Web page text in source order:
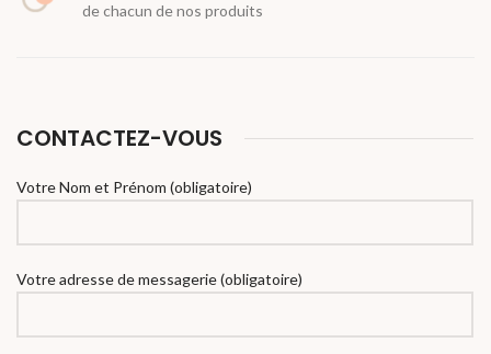
de chacun de nos produits
CONTACTEZ-VOUS
Votre Nom et Prénom (obligatoire)
Votre adresse de messagerie (obligatoire)